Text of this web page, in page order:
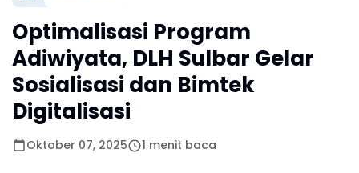
Optimalisasi Program
Adiwiyata, DLH Sulbar Gelar
Sosialisasi dan Bimtek
Digitalisasi
Oktober 07, 2025 1 menit baca